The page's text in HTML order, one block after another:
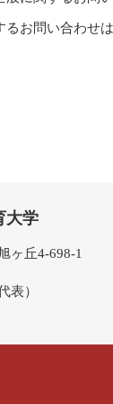
るお問い合わせ
大学
ヶ丘4-698-1
表）